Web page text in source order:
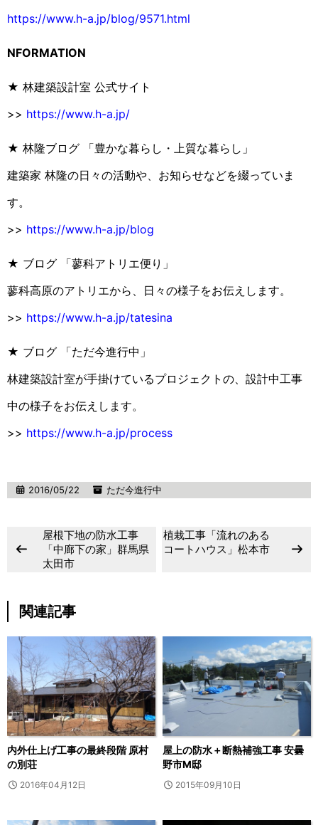
https://www.h-a.jp/blog/9571.html
NFORMATION
★ 林建築設計室 公式サイト
>> https://www.h-a.jp/
★ 林隆ブログ 「豊かな暮らし・上質な暮らし」
建築家 林隆の日々の活動や、お知らせなどを綴っていま
す。
>> https://www.h-a.jp/blog
★ ブログ 「蓼科アトリエ便り」
蓼科高原のアトリエから、日々の様子をお伝えします。
>> https://www.h-a.jp/tatesina
★ ブログ 「ただ今進行中」
林建築設計室が手掛けているプロジェクトの、設計中工事
中の様子をお伝えします。
>> https://www.h-a.jp/process
2016/05/22 ただ今進行中
屋根下地の防水工事
「中廊下の家」群馬県
太田市
植栽工事「流れのある
コートハウス」松本市
関連記事
内外仕上げ工事の最終段階 原村
の別荘
2016年04月12日
屋上の防水＋断熱補強工事 安曇
野市M邸
2015年09月10日